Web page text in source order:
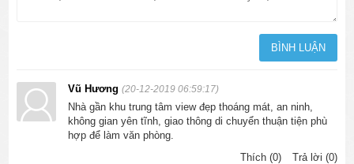
Vũ Hương(20-12-2019 06:59:17)
Nhà gần khu trung tâm view đẹp thoáng mát, an ninh,
không gian yên tĩnh, giao thông di chuyển thuận tiện phù
hợp để làm văn phòng.
Thích (0)
Trả lời (0)